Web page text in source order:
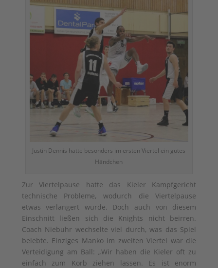
Justin Dennis hatte besonders im ersten Viertel ein gutes
Händchen
Zur Viertelpause hatte das Kieler Kampfgericht
technische Probleme, wodurch die Viertelpause
etwas verlängert wurde. Doch auch von diesem
Einschnitt ließen sich die Knights nicht beirren.
Coach Niebuhr wechselte viel durch, was das Spiel
belebte. Einziges Manko im zweiten Viertel war die
Verteidigung am Ball: „Wir haben die Kieler oft zu
einfach zum Korb ziehen lassen. Es ist enorm